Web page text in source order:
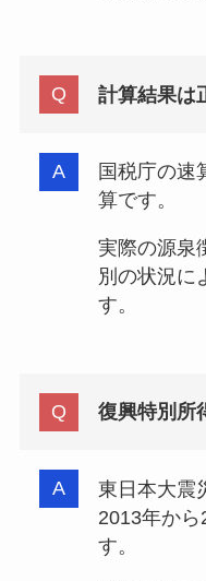
計算結果は
国税庁の速
算です。
実際の源泉
別の状況に
す。
復興特別所
東日本大震
2013年か
す。